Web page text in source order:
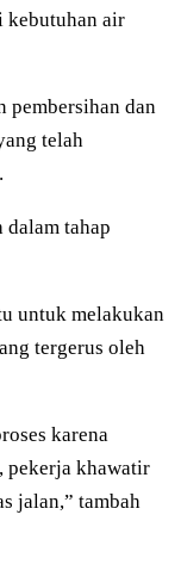
kebutuhan air
pembersihan dan
telah
dalam tahap
untuk melakukan
tergerus oleh
karena
pekerja khawatir
jalan,” tambah